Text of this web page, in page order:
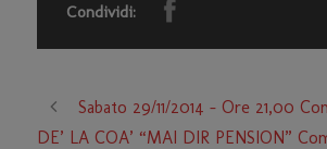
Condividi:
Sabato 29/11/2014 – Ore 21,00
DE’ LA COA’ “MAI DIR PENSION”